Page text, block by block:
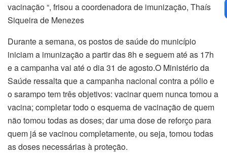
vacinação “, frisou a coordenadora de imunização, Thaís
Siqueira de Menezes
Durante a semana, os postos de saúde do município
iniciam a imunização a partir das 8h e seguem até as 17h
e a campanha vai até o dia 31 de agosto.O Ministério da
Saúde ressalta que a campanha nacional contra a pólio e
o sarampo tem três objetivos: vacinar quem nunca tomou a
vacina; completar todo o esquema de vacinação de quem
não tomou todas as doses; dar uma dose de reforço para
quem já se vacinou completamente, ou seja, tomou todas
as doses necessárias à proteção.